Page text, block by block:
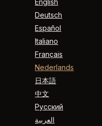
Deutsch
Español
Italiano
Français
Nederlands
日本語
中文
Русский
العربية